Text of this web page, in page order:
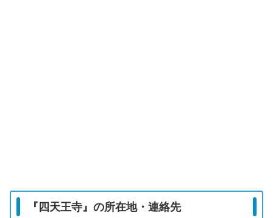
『四天王寺』の所在地・連絡先